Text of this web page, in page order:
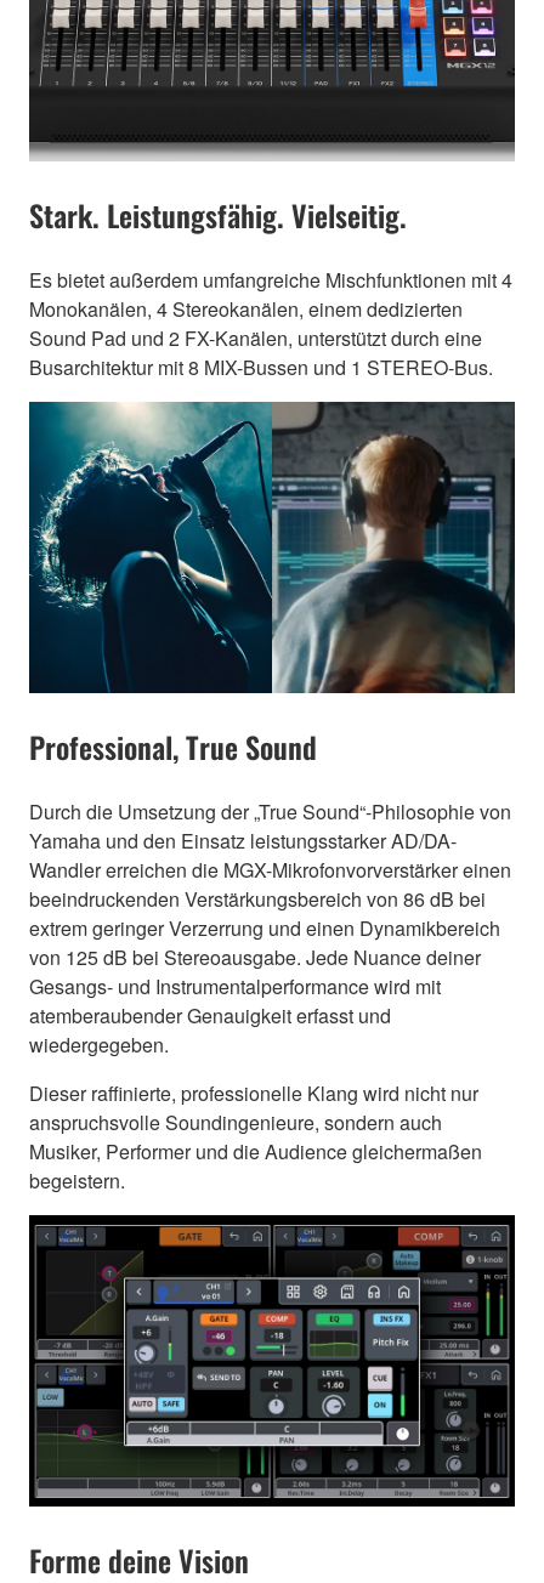
Stark. Leistungsfähig. Vielseitig.
Es bietet außerdem umfangreiche Mischfunktionen mit 4
Monokanälen, 4 Stereokanälen, einem dedizierten
Sound Pad und 2 FX-Kanälen, unterstützt durch eine
Busarchitektur mit 8 MIX-Bussen und 1 STEREO-Bus.
Professional, True Sound
Durch die Umsetzung der „True Sound“-Philosophie von
Yamaha und den Einsatz leistungsstarker AD/DA-
Wandler erreichen die MGX-Mikrofonvorverstärker einen
beeindruckenden Verstärkungsbereich von 86 dB bei
extrem geringer Verzerrung und einen Dynamikbereich
von 125 dB bei Stereoausgabe. Jede Nuance deiner
Gesangs- und Instrumentalperformance wird mit
atemberaubender Genauigkeit erfasst und
wiedergegeben.
Dieser raffinierte, professionelle Klang wird nicht nur
anspruchsvolle Soundingenieure, sondern auch
Musiker, Performer und die Audience gleichermaßen
begeistern.
Forme deine Vision